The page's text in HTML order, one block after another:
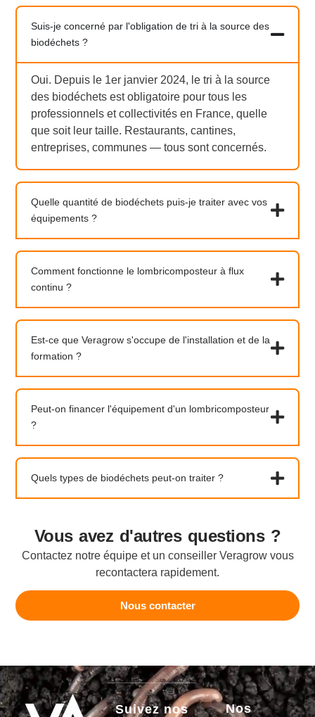
Suis-je concerné par l'obligation de tri à la source des
biodéchets ?
Oui. Depuis le 1er janvier 2024, le tri à la source
des biodéchets est obligatoire pour tous les
professionnels et collectivités en France, quelle
que soit leur taille. Restaurants, cantines,
entreprises, communes — tous sont concernés.
Quelle quantité de biodéchets puis-je traiter avec vos
équipements ?
Comment fonctionne le lombricomposteur à flux
continu ?
Est-ce que Veragrow s'occupe de l'installation et de la
formation ?
Peut-on financer l'équipement d'un lombricomposteur
?
Quels types de biodéchets peut-on traiter ?
Vous avez d'autres questions ?
Contactez notre équipe et un conseiller Veragrow vous
recontactera rapidement.
Nous contacter
Suivez nos Nos